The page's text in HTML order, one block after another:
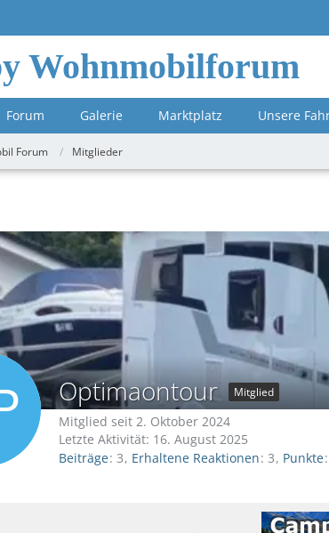
Wohnmobilforum
Forum Galerie Marktplatz Unsere
Forum Mitglieder
Optimaontour Mitglied
Mitglied seit 2. Oktober 2024
Letzte Aktivität: 16. August 2025
Beiträge 3 Erhaltene Reaktionen 3 Punkte